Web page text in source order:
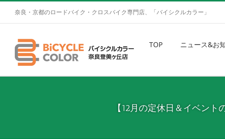
奈良・京都のロードバイク・クロスバイク専門店、「バイシクルカラー」
TOP ニュース&お
【12月の定休日＆イベン